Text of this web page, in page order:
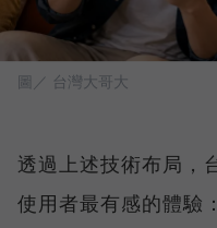
圖／ 台灣大哥大
透過上述技術布局，
使用者最有感的體驗